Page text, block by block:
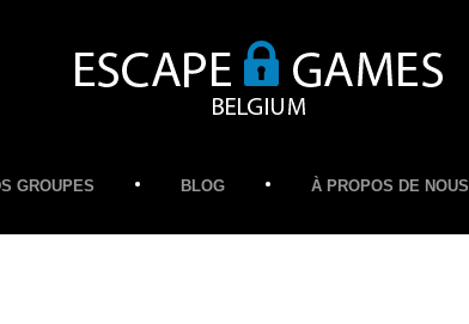
GROUPES BLOG À PROPOS DE NOUS